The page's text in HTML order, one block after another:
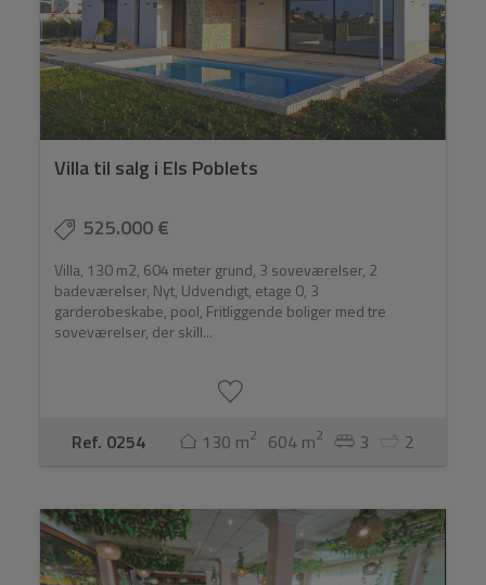
Villa til salg i Els Poblets
525.000 €
Villa, 130 m2, 604 meter grund, 3 soveværelser, 2
badeværelser, Nyt, Udvendigt, etage 0, 3
garderobeskabe, pool, Fritliggende boliger med tre
soveværelser, der skill...
Ref. 0254 130 m2 604 m2 3 2